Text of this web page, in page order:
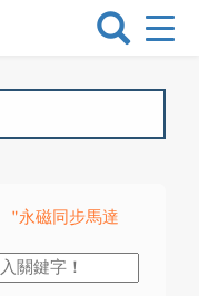
選
換
"永磁同步馬達